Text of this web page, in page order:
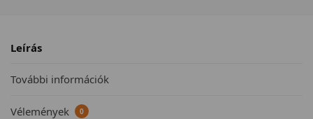
Leírás
További információk
Vélemények 0